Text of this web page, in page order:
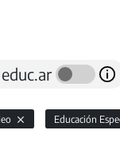
Educación